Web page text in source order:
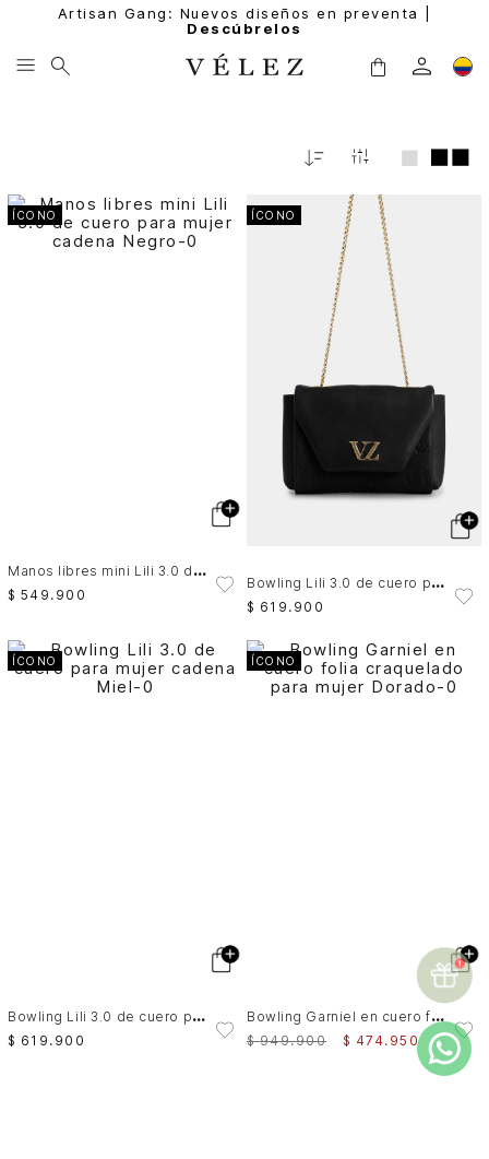
Artisan Gang: Nuevos diseños en preventa |
Descúbrelos
Fecha
ÍCONO
M
anos libres mini Lili 3.0 de cuero para mujer cadena
$ 549 . 900
ÍCONO
B
owling Lili 3.0 de cuero para mujer cadena
$ 619 . 900
ÍCONO
B
owling Lili 3.0 de cuero para mujer cadena
$ 619 . 900
ÍCONO
B
owling Garniel en cuero folia craquelado para mujer
$ 949.900 $ 474. 950